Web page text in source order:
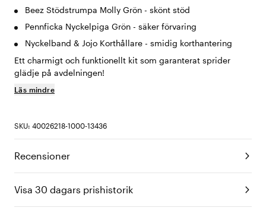
Beez Stödstrumpa Molly Grön - skönt stöd
Pennficka Nyckelpiga Grön - säker förvaring
Nyckelband & Jojo Korthållare - smidig korthantering
Ett charmigt och funktionellt kit som garanterat sprider
glädje på avdelningen!
Läs mindre
SKU: 40026218-1000-13436
Recensioner
Visa 30 dagars prishistorik